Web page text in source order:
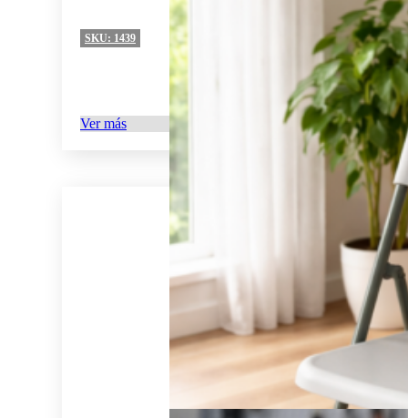
SKU: 1439
Ver más